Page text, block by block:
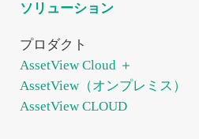
ソリューション
プロダクト
AssetView Cloud ＋
AssetView（オンプレミス）
AssetView CLOUD